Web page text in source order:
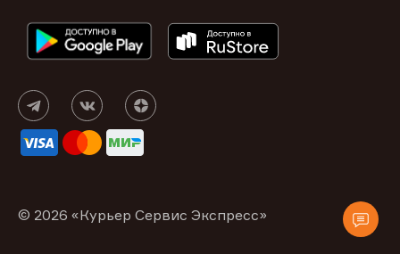
© 2026 «Курьер Сервис Экспресс»